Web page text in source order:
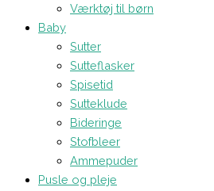
Værktøj til børn
Baby
Sutter
Sutteflasker
Spisetid
Sutteklude
Bideringe
Stofbleer
Ammepuder
Pusle og pleje